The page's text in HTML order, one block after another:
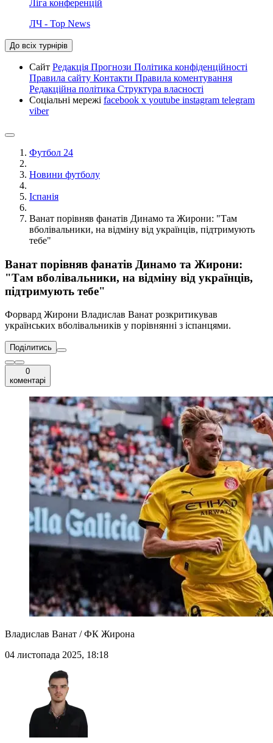
Ліга конференцій
ЛЧ - Top News
До всіх турнірів
Сайт Редакція Прогнози Політика конфіденційності
Правила сайту Контакти Правила коментування
Редакційна політика Структура власності
Соціальні мережі facebook x youtube instagram telegram
viber
Футбол 24
Новини футболу
Іспанія
Ванат порівняв фанатів Динамо та Жирони: "Там
вболівальники, на відміну від українців, підтримують
тебе"
Ванат порівняв фанатів Динамо та Жирони:
"Там вболівальники, на відміну від українців,
підтримують тебе"
Форвард Жирони Владислав Ванат розкритикував
українських вболівальників у порівнянні з іспанцями.
Поділитись
0
коментарі
Владислав Ванат / ФК Жирона
04 листопада 2025, 18:18